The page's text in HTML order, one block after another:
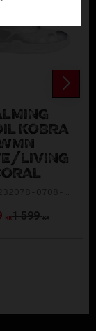
KOBRA
LIVING
KR1 599 KR